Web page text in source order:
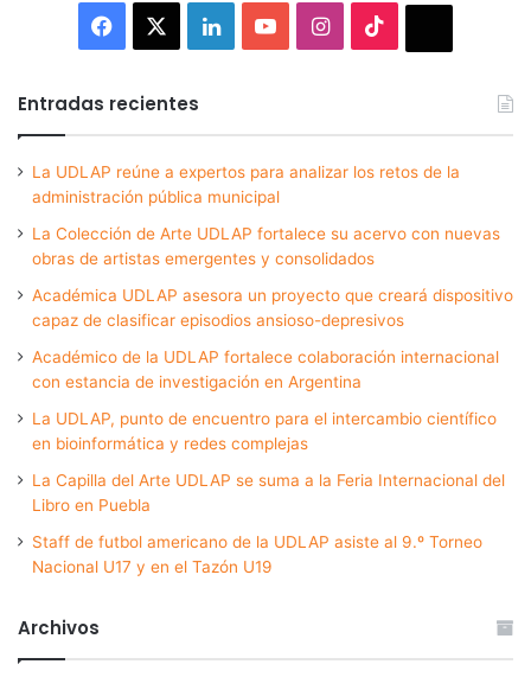
Facebook LinkedInYouTubeInstagram
Entradas recientes
La UDLAP reúne a expertos para analizar los retos de la
administración pública municipal
La Colección de Arte UDLAP fortalece su acervo con nuevas
obras de artistas emergentes y consolidados
Académica UDLAP asesora un proyecto que creará dispositivo
capaz de clasificar episodios ansioso-depresivos
Académico de la UDLAP fortalece colaboración internacional
con estancia de investigación en Argentina
La UDLAP, punto de encuentro para el intercambio científico
en bioinformática y redes complejas
La Capilla del Arte UDLAP se suma a la Feria Internacional del
Libro en Puebla
Staff de futbol americano de la UDLAP asiste al 9.º Torneo
Nacional U17 y en el Tazón U19
Archivos